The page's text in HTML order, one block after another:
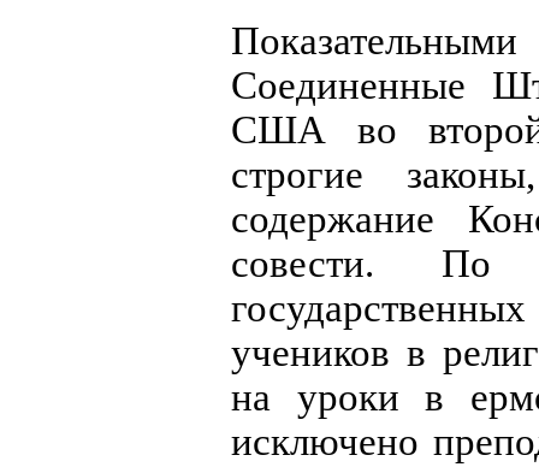
Соединенные
США во
строгие
содержание
совести. По
учеников в
на уроки в
исключено